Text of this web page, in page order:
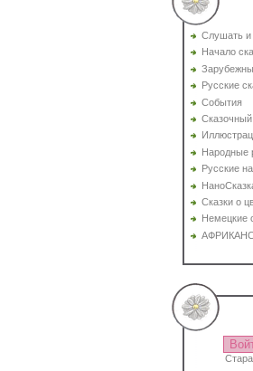
Слушать и
Начало
Русские
События
Народные
Русские
Сказки о
Немецкие